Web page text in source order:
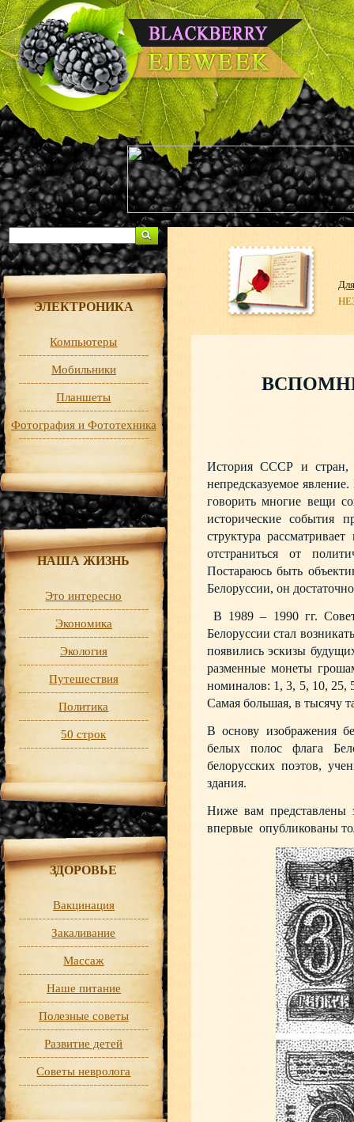
ЭЛЕКТРОНИКА
Компьютеры
Мобильники
Планшеты
Фотография и Фототехника
НАША ЖИЗНЬ
Это интересно
Экономика
Экология
Путешествия
Политика
50 строк
ЗДОРОВЬЕ
Вакцинация
Закаливание
Массаж
Наше питание
Полезные советы
Развитие детей
Советы невролога
История СССР и стран,
непредсказуемое
говорить многие вещи
исторические события
структура
отстраниться от
Постараюсь быть
Белоруссии, он
В 1989 – 1990 гг.
Белоруссии стал
появились эскизы
разменные монеты
номиналов: 1, 3, 5, 10, 25,
Самая большая, в тысячу
В основу изображения
белых полос флага
белорусских поэтов,
здания.
Ниже вам представлены
впервые опубликованы